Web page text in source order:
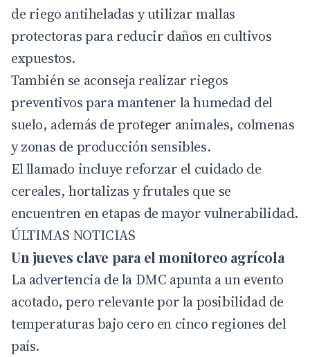
de riego antiheladas y utilizar mallas
protectoras para reducir daños en cultivos
expuestos.
También se aconseja realizar riegos
preventivos para mantener la humedad del
suelo, además de proteger animales, colmenas
y zonas de producción sensibles.
El llamado incluye reforzar el cuidado de
cereales, hortalizas y frutales que se
encuentren en etapas de mayor vulnerabilidad.
ÚLTIMAS NOTICIAS
Un jueves clave para el monitoreo agrícola
La advertencia de la DMC apunta a un evento
acotado, pero relevante por la posibilidad de
temperaturas bajo cero en cinco regiones del
país.